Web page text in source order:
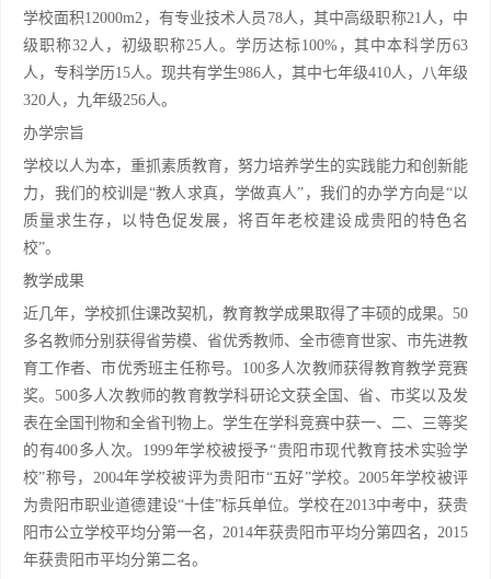
学校面积12000m2，有专业技术人员78人，其中高级职称21人，中
级职称32人，初级职称25人。学历达标100%，其中本科学历63
人，专科学历15人。现共有学生986人，其中七年级410人，八年级
320人，九年级256人。
办学宗旨
学校以人为本，重抓素质教育，努力培养学生的实践能力和创新能
力，我们的校训是“教人求真，学做真人”，我们的办学方向是“以
质量求生存，以特色促发展，将百年老校建设成贵阳的特色名
校”。
教学成果
近几年，学校抓住课改契机，教育教学成果取得了丰硕的成果。50
多名教师分别获得省劳模、省优秀教师、全市德育世家、市先进教
育工作者、市优秀班主任称号。100多人次教师获得教育教学竞赛
奖。500多人次教师的教育教学科研论文获全国、省、市奖以及发
表在全国刊物和全省刊物上。学生在学科竞赛中获一、二、三等奖
的有400多人次。1999年学校被授予“贵阳市现代教育技术实验学
校”称号，2004年学校被评为贵阳市“五好”学校。2005年学校被评
为贵阳市职业道德建设“十佳”标兵单位。学校在2013中考中，获贵
阳市公立学校平均分第一名，2014年获贵阳市平均分第四名，2015
年获贵阳市平均分第二名。